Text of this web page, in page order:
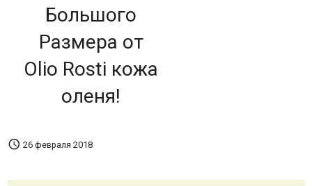
Большого
Размера от
Olio Rosti кожа
оленя!
 26 февраля 2018